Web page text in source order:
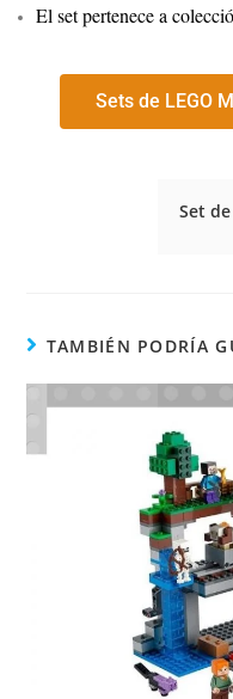
El set pertenece a
Sets de LEGO
Set de
TAMBIÉN PODRÍA